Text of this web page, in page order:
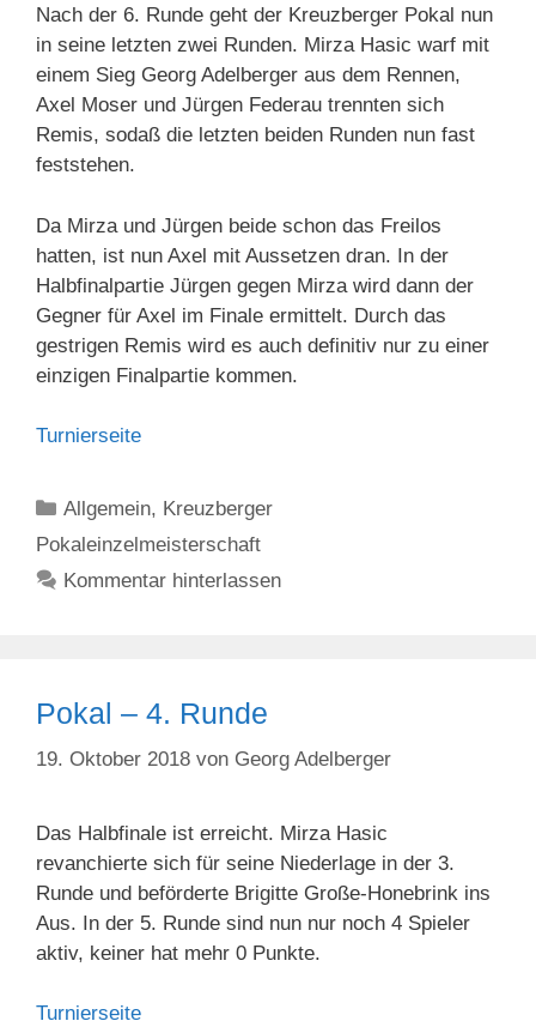
Nach der 6. Runde geht der Kreuzberger Pokal nun
in seine letzten zwei Runden. Mirza Hasic warf mit
einem Sieg Georg Adelberger aus dem Rennen,
Axel Moser und Jürgen Federau trennten sich
Remis, sodaß die letzten beiden Runden nun fast
feststehen.
Da Mirza und Jürgen beide schon das Freilos
hatten, ist nun Axel mit Aussetzen dran. In der
Halbfinalpartie Jürgen gegen Mirza wird dann der
Gegner für Axel im Finale ermittelt. Durch das
gestrigen Remis wird es auch definitiv nur zu einer
einzigen Finalpartie kommen.
Turnierseite
Kategorien
Allgemein, Kreuzberger
Pokaleinzelmeisterschaft
Kommentar hinterlassen
Pokal – 4. Runde
19. Oktober 2018 von Georg Adelberger
Das Halbfinale ist erreicht. Mirza Hasic
revanchierte sich für seine Niederlage in der 3.
Runde und beförderte Brigitte Große-Honebrink ins
Aus. In der 5. Runde sind nun nur noch 4 Spieler
aktiv, keiner hat mehr 0 Punkte.
Turnierseite